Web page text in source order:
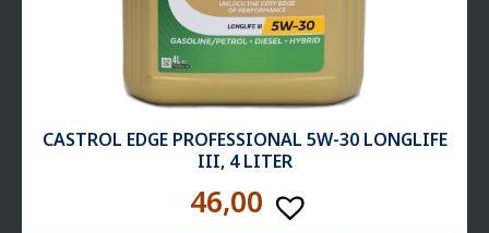
CASTROL EDGE PROFESSIONAL 5W-30 LONGLIFE
III, 4 LITER
46,00